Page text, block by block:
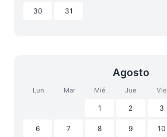
30 31
Agosto
Lun Mar Mié Jue Vie
1 2 3
6 7 8 9 10